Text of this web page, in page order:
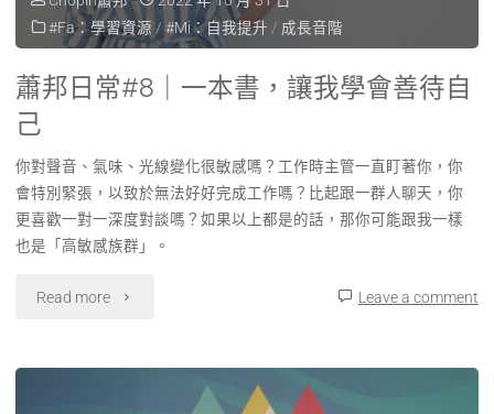
#Fa：學習資源 / #Mi：自我提升 / 成長音階
蕭邦日常#8｜一本書，讓我學會善待自
己
你對聲音、氣味、光線變化很敏感嗎？工作時主管一直盯著你，你
會特別緊張，以致於無法好好完成工作嗎？比起跟一群人聊天，你
更喜歡一對一深度對談嗎？​如果以上都是的話，那你可能跟我一樣
也是「高敏感族群」。
Read more Leave a comment